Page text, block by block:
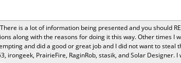
is a lot of information being presented and you should
along with the reasons for doing it this way. Other times I
and did a good or great job and I did not want to steal
PrairieFire, RaginRob, stasik, and Solar Designer. I